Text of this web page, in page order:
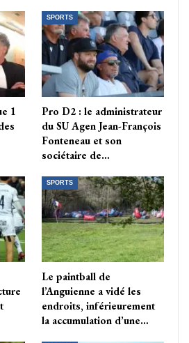
1
SPORTS
Pro D2 : le administrateur
du SU Agen Jean-François
Fonteneau et son
sociétaire de…
SPORTS
Le paintball de
l’Anguienne a vidé les
endroits, inférieurement
la accumulation d’une…